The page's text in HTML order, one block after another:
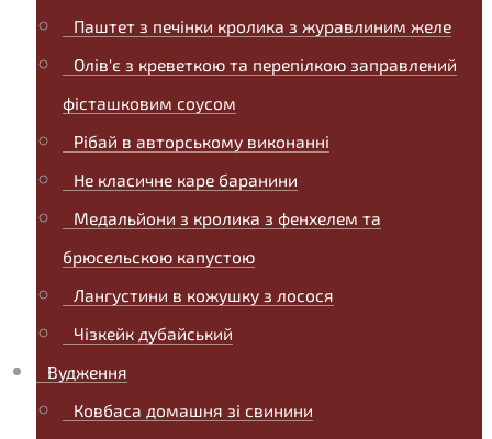
Паштет з печінки кролика з журавлиним желе
Олів'є з креветкою та перепілкою заправлений
фісташковим соусом
Рібай в авторському виконанні
Не класичне каре баранини
Медальйони з кролика з фенхелем та
брюсельскою капустою
Лангустини в кожушку з лосося
Чізкейк дубайський
Вудження
Ковбаса домашня зі свинини